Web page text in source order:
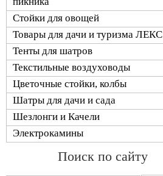
Стойки для овощей
Товары для дачи и туризма ЛЕКС
Тенты для шатров
Текстильные воздуховоды
Цветочные стойки, колбы
Шатры для дачи и сада
Шезлонги и Качели
Электрокамины
Поиск по сайту